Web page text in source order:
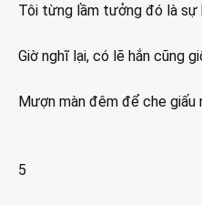
Tôi từng lầm tưởng đó là sự
Giờ nghĩ lại, có lẽ hắn cũng
Mượn màn đêm để che giấu
5